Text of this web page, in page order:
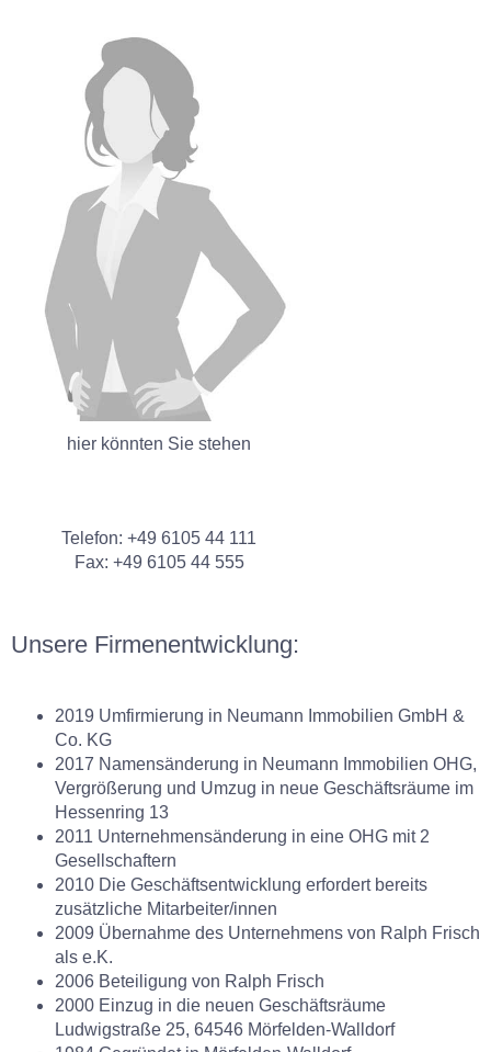
hier könnten Sie stehen
Telefon: +49 6105 44 111
Fax: +49 6105 44 555
Unsere Firmenentwicklung:
2019 Umfirmierung in Neumann Immobilien GmbH &
Co. KG
2017 Namensänderung in Neumann Immobilien OHG,
Vergrößerung und Umzug in neue Geschäftsräume im
Hessenring 13
2011 Unternehmensänderung in eine OHG mit 2
Gesellschaftern
2010 Die Geschäftsentwicklung erfordert bereits
zusätzliche Mitarbeiter/innen
2009 Übernahme des Unternehmens von Ralph Frisch
als e.K.
2006 Beteiligung von Ralph Frisch
2000 Einzug in die neuen Geschäftsräume
Ludwigstraße 25, 64546 Mörfelden-Walldorf